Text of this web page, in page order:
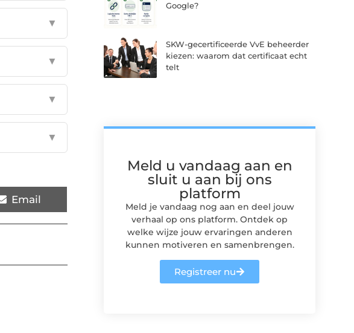
▼
▼
▼
▼
Email
Google?
SKW-gecertificeerde VvE beheerder
kiezen: waarom dat certificaat echt
telt
Meld u vandaag aan en
sluit u aan bij ons
platform
Meld je vandaag nog aan en deel jouw
verhaal op ons platform. Ontdek op
welke wijze jouw ervaringen anderen
kunnen motiveren en samenbrengen.
Registreer nu